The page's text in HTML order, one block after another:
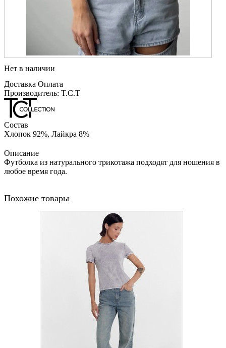
Нет в наличии
Доставка Оплата
Производитель: T.C.T
Состав
Хлопок 92%, Лайкра 8%
Описание
Футболка из натурального трикотажа подходят для ношения в
любое время года.
Похожие товары